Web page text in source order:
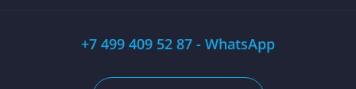
+7 499 409 52 87 - WhatsApp